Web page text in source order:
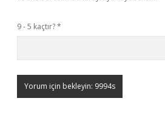
9 - 5 kaçtır?*